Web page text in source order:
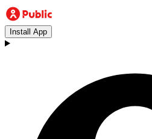
Install App